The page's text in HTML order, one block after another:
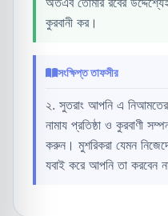
কুরবানী কর।
সংক্ষিপ্ত তাফসীর
২. সুতরাং আপনি এ
নামায প্রতিষ্ঠা ও কুরবাণী
করুন। মুশরিকরা যেমন
যবাই করে আপনি তা করবেন